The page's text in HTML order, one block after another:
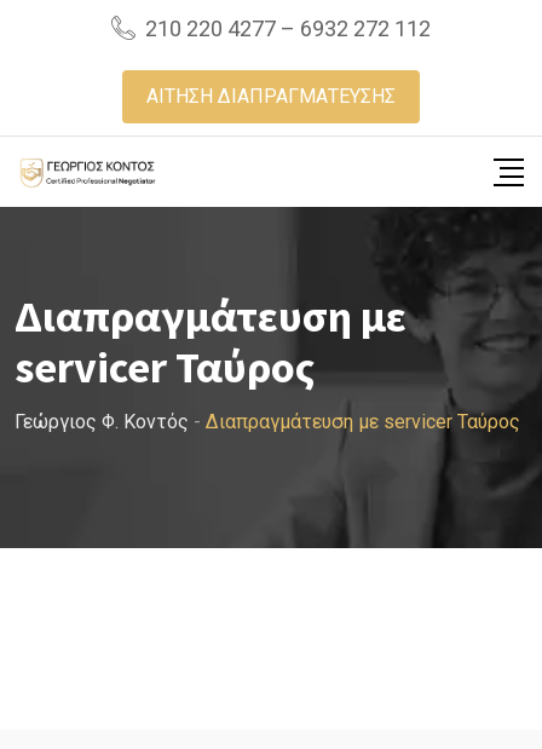
210 220 4277 – 6932 272 112
ΑΙΤΗΣΗ ΔΙΑΠΡΑΓΜΑΤΕΥΣΗΣ
Διαπραγμάτευση με
servicer Ταύρος
Γεώργιος Φ. Κοντός - Διαπραγμάτευση με servicer Ταύρος